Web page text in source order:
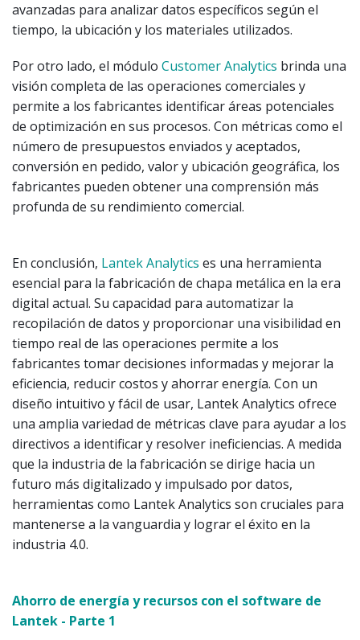
avanzadas para analizar datos específicos según el
tiempo, la ubicación y los materiales utilizados.
Por otro lado, el módulo Customer Analytics brinda una
visión completa de las operaciones comerciales y
permite a los fabricantes identificar áreas potenciales
de optimización en sus procesos. Con métricas como el
número de presupuestos enviados y aceptados,
conversión en pedido, valor y ubicación geográfica, los
fabricantes pueden obtener una comprensión más
profunda de su rendimiento comercial.
En conclusión, Lantek Analytics es una herramienta
esencial para la fabricación de chapa metálica en la era
digital actual. Su capacidad para automatizar la
recopilación de datos y proporcionar una visibilidad en
tiempo real de las operaciones permite a los
fabricantes tomar decisiones informadas y mejorar la
eficiencia, reducir costos y ahorrar energía. Con un
diseño intuitivo y fácil de usar, Lantek Analytics ofrece
una amplia variedad de métricas clave para ayudar a los
directivos a identificar y resolver ineficiencias. A medida
que la industria de la fabricación se dirige hacia un
futuro más digitalizado y impulsado por datos,
herramientas como Lantek Analytics son cruciales para
mantenerse a la vanguardia y lograr el éxito en la
industria 4.0.
Ahorro de energía y recursos con el software de
Lantek - Parte 1